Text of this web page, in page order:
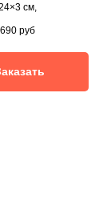
см,
690 руб